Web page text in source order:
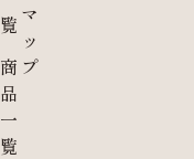
覧
商
品
一
覧
マ
ッ
プ